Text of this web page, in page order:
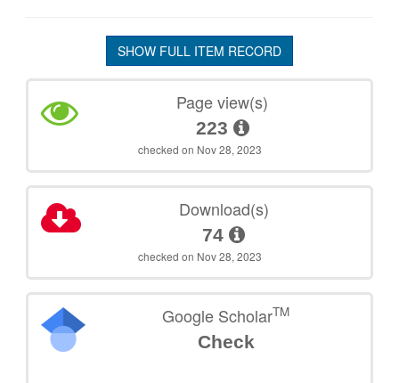
SHOW FULL ITEM RECORD
Page view(s)
223
checked on Nov 28, 2023
Download(s)
74
checked on Nov 28, 2023
Google ScholarTM
Check